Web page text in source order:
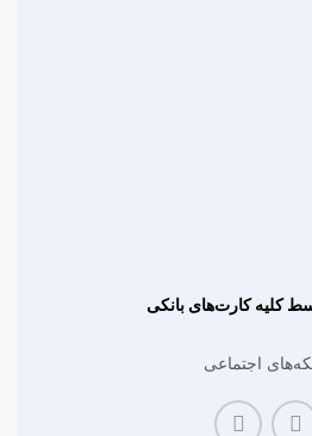
کلیه کارت‌های بانکی
اجتماعی